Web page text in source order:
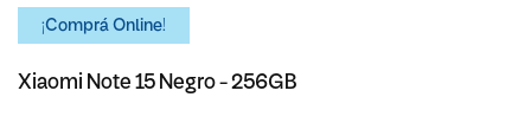
¡Comprá Online!
Xiaomi Note 15 Negro - 256GB